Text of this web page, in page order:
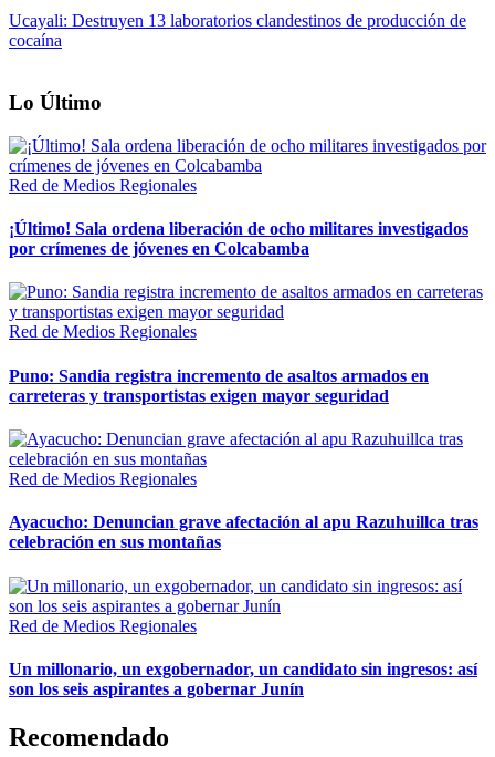
Ucayali: Destruyen 13 laboratorios clandestinos de producción de
cocaína
Lo Último
Red de Medios Regionales
¡Último! Sala ordena liberación de ocho militares investigados
por crímenes de jóvenes en Colcabamba
Red de Medios Regionales
Puno: Sandia registra incremento de asaltos armados en
carreteras y transportistas exigen mayor seguridad
Red de Medios Regionales
Ayacucho: Denuncian grave afectación al apu Razuhuillca tras
celebración en sus montañas
Red de Medios Regionales
Un millonario, un exgobernador, un candidato sin ingresos: así
son los seis aspirantes a gobernar Junín
Recomendado